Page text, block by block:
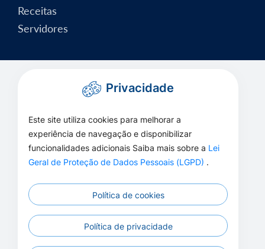
Receitas
Servidores
Privacidade
Este site utiliza cookies para melhorar a
experiência de navegação e disponibilizar
funcionalidades adicionais Saiba mais sobre a Lei
Geral de Proteção de Dados Pessoais (LGPD) .
Política de cookies
Política de privacidade